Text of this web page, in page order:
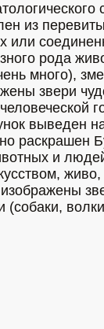
из
или
рода
много),
звери
выведен
раскрашен
и
(собаки,